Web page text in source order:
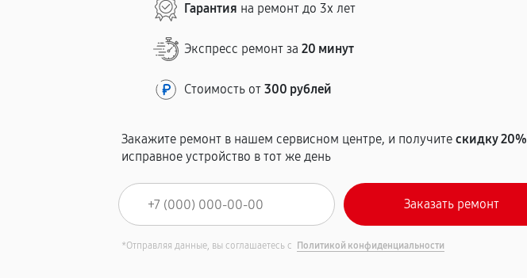
Гарантия на ремонт до 3х лет
Экспресс ремонт за20 минут
Стоимость от300 рублей
Закажите ремонт в нашем сервисном центре, и получитескидку 20%
исправное устройство в тот же день
*Отправляя данные, вы соглашаетесь с Политикой конфиденциальности